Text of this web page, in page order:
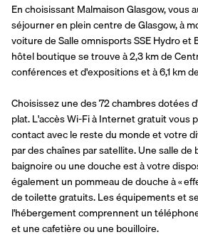
En choisissant Malmaison Glasgow, vous
séjourner en plein centre de Glasgow, à
voiture de Salle omnisports SSE Hydro et
hôtel boutique se trouve à 2,3 km de
conférences et d'expositions et à 6,1 km
Choisissez une des 72 chambres dotées
plat. L'accès Wi-Fi à Internet gratuit vous
contact avec le reste du monde et votre
par des chaînes par satellite. Une salle de
baignoire ou une douche est à votre
également un pommeau de douche à «
de toilette gratuits. Les équipements et
l'hébergement comprennent un
et une cafetière ou une bouilloire.